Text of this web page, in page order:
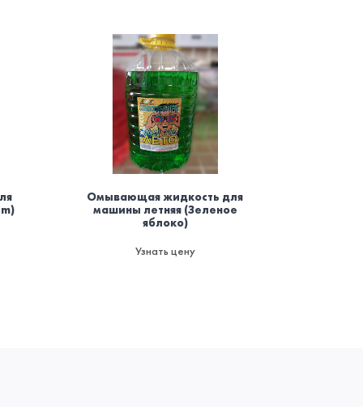
Омывающая жидкость для
машины летняя (Зеленое
яблоко)
Узнать цену